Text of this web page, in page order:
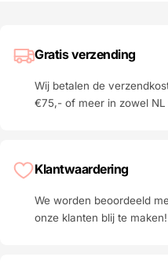
Gratis verzending
Wij betalen de
€75,- of meer in zowel NL
Klantwaardering
We worden beoordeeld
onze klanten blij te maken!